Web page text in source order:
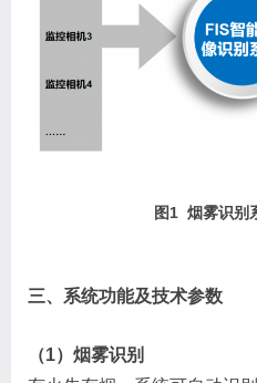
图1 烟雾识别
三、系统功能及技术参数
（1）烟雾识别